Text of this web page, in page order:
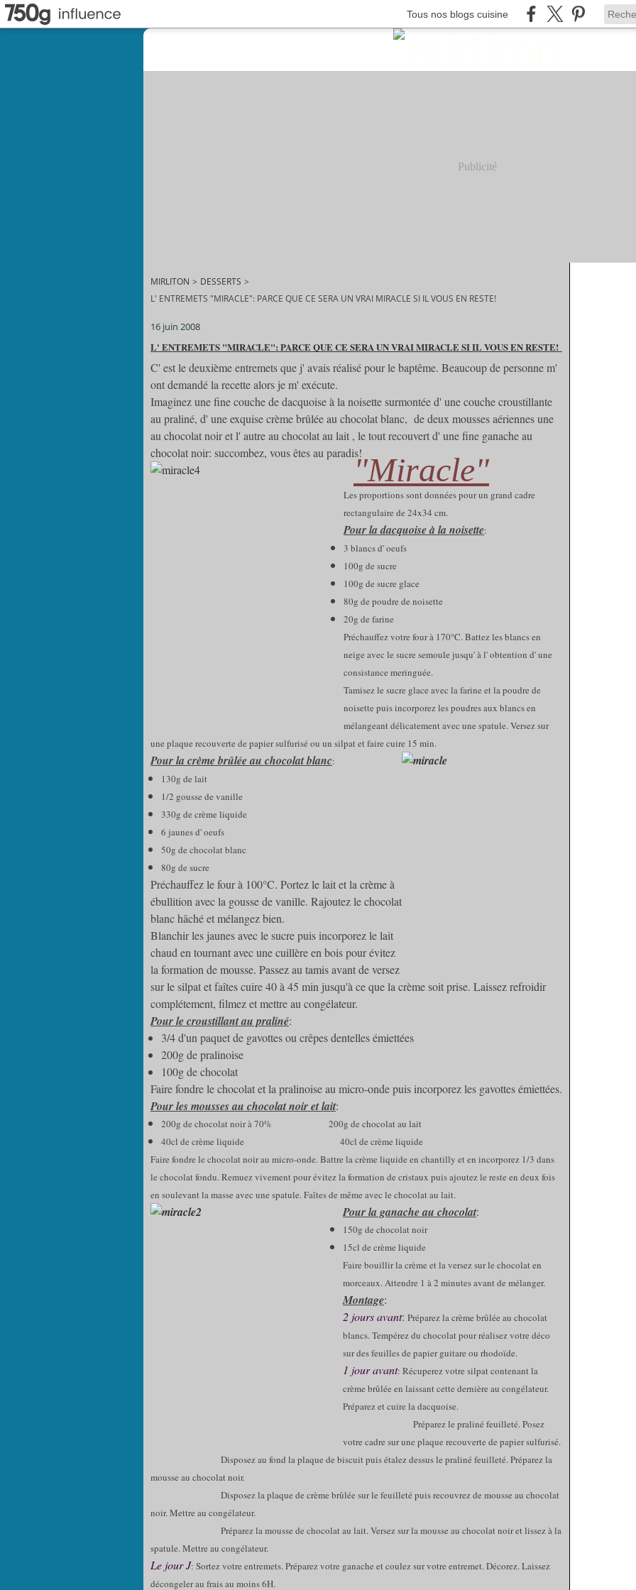
Tous nos blogs cuisine
Publicité
MIRLITON > DESSERTS >
L' ENTREMETS "MIRACLE": PARCE QUE CE SERA UN VRAI MIRACLE SI IL VOUS EN RESTE!
16 juin 2008
L' ENTREMETS "MIRACLE": PARCE QUE CE SERA UN VRAI MIRACLE SI IL VOUS EN RESTE!
C' est le deuxième entremets que j' avais réalisé pour le baptême. Beaucoup de personne m'
ont demandé la recette alors je m' exécute.
Imaginez une fine couche de dacquoise à la noisette surmontée d' une couche croustillante
au praliné, d' une exquise crème brûlée au chocolat blanc, de deux mousses aériennes une
au chocolat noir et l' autre au chocolat au lait , le tout recouvert d' une fine ganache au
chocolat noir: succombez, vous êtes au paradis!"Miracle"
Les proportions sont données pour un grand cadre
rectangulaire de 24x34 cm.
Pour la dacquoise à la noisette:
3 blancs d' oeufs
100g de sucre
100g de sucre glace
80g de poudre de noisette
20g de farine
Préchauffez votre four à 170°C. Battez les blancs en
neige avec le sucre semoule jusqu' à l' obtention d' une
consistance meringuée.
Tamisez le sucre glace avec la farine et la poudre de
noisette puis incorporez les poudres aux blancs en
mélangeant délicatement avec une spatule. Versez sur
une plaque recouverte de papier sulfurisé ou un silpat et faire cuire 15 min.
Pour la crème brûlée au chocolat blanc:
130g de lait
1/2 gousse de vanille
330g de crème liquide
6 jaunes d' oeufs
50g de chocolat blanc
80g de sucre
Préchauffez le four à 100°C. Portez le lait et la crème à
ébullition avec la gousse de vanille. Rajoutez le chocolat
blanc hâché et mélangez bien.
Blanchir les jaunes avec le sucre puis incorporez le lait
chaud en tournant avec une cuillère en bois pour évitez
la formation de mousse. Passez au tamis avant de versez
sur le silpat et faîtes cuire 40 à 45 min jusqu'à ce que la crème soit prise. Laissez refroidir
complétement, filmez et mettre au congélateur.
Pour le croustillant au praliné:
3/4 d'un paquet de gavottes ou crêpes dentelles émiettées
200g de pralinoise
100g de chocolat
Faire fondre le chocolat et la pralinoise au micro-onde puis incorporez les gavottes émiettées.
Pour les mousses au chocolat noir et lait:
200g de chocolat noir à 70% 200g de chocolat au lait
40cl de crème liquide 40cl de crème liquide
Faire fondre le chocolat noir au micro-onde. Battre la crème liquide en chantilly et en incorporez 1/3 dans
le chocolat fondu. Remuez vivement pour évitez la formation de cristaux puis ajoutez le reste en deux fois
en soulevant la masse avec une spatule. Faîtes de même avec le chocolat au lait.
Pour la ganache au chocolat:
150g de chocolat noir
15cl de crème liquide
Faire bouillir la crème et la versez sur le chocolat en
morceaux. Attendre 1 à 2 minutes avant de mélanger.
Montage:
2 jours avant: Préparez la crème brûlée au chocolat
blancs. Tempérez du chocolat pour réalisez votre déco
sur des feuilles de papier guitare ou rhodoïde.
1 jour avant: Récuperez votre silpat contenant la
crème brûlée en laissant cette dernière au congélateur.
Préparez et cuire la dacquoise.
Préparez le praliné feuilleté. Posez
votre cadre sur une plaque recouverte de papier sulfurisé.
Disposez au fond la plaque de biscuit puis étalez dessus le praliné feuilleté. Préparez la
mousse au chocolat noir.
Disposez la plaque de crème brûlée sur le feuilleté puis recouvrez de mousse au chocolat
noir. Mettre au congélateur.
Préparez la mousse de chocolat au lait. Versez sur la mousse au chocolat noir et lissez à la
spatule. Mettre au congélateur.
Le jour J: Sortez votre entremets. Préparez votre ganache et coulez sur votre entremet. Décorez. Laissez
décongeler au frais au moins 6H.